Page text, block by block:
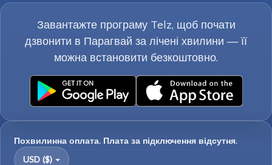
Завантажте програму Telz, щоб почати
дзвонити в Парагвай за лічені хвилини — її
можна встановити безкоштовно.
Похвилинна оплата. Плата за підключення відсутня.
USD ($)